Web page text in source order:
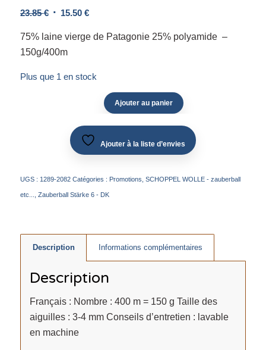
23.85€ Le
initial
était :
15.50 €Le
actuel
75% laine vierge de Patagonie 25% polyamide –
150g/400m
Plus que 1 en stock
Ajouter au panier
Ajouter à la liste d’envies
UGS : 1289-2082 Catégories : Promotions SCHOPPEL WOLLE - zauberball
etc... Zauberball Stärke 6 - DK
Description Informations complémentaires
Description
Français : Nombre : 400 m = 150 g Taille des
aiguilles : 3-4 mm Conseils d’entretien : lavable
en machine